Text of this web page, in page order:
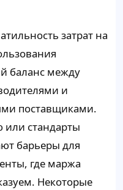
затрат на
баланс между
и
поставщиками.
или стандарты
барьеры для
где маржа
Некоторые